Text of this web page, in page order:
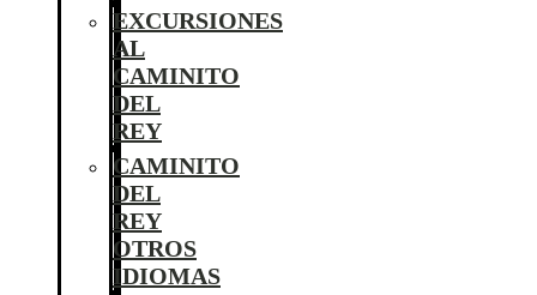
EXCURSIONES
AL
CAMINITO
DEL
REY
CAMINITO
DEL
REY
OTROS
IDIOMAS